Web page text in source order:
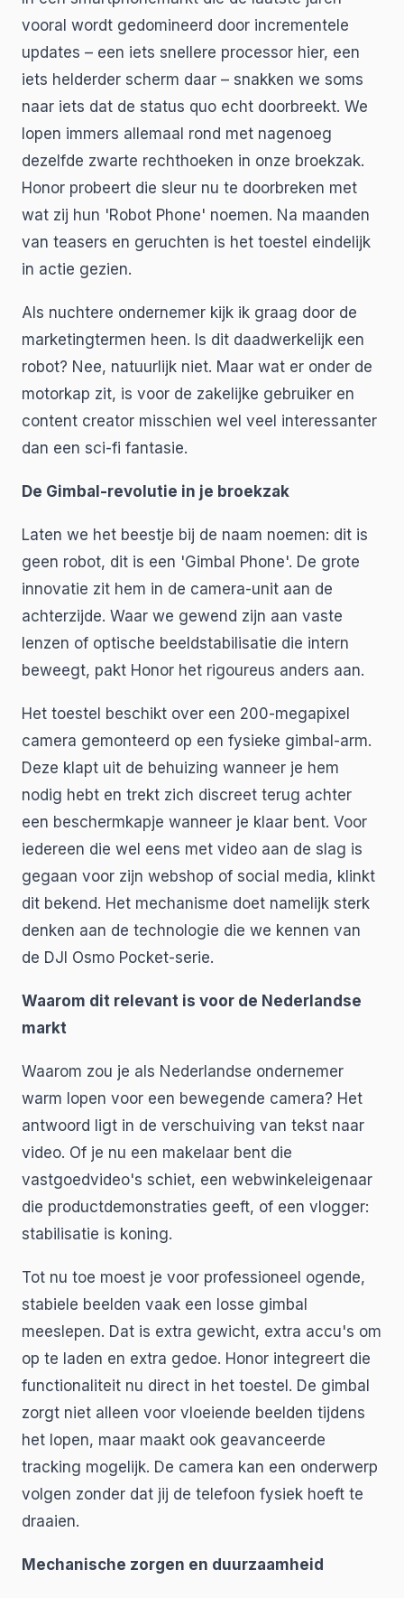
vooral wordt gedomineerd door incrementele
updates – een iets snellere processor hier, een
iets helderder scherm daar – snakken we soms
naar iets dat de status quo echt doorbreekt. We
lopen immers allemaal rond met nagenoeg
dezelfde zwarte rechthoeken in onze broekzak.
Honor probeert die sleur nu te doorbreken met
wat zij hun 'Robot Phone' noemen. Na maanden
van teasers en geruchten is het toestel eindelijk
in actie gezien.
Als nuchtere ondernemer kijk ik graag door de
marketingtermen heen. Is dit daadwerkelijk een
robot? Nee, natuurlijk niet. Maar wat er onder de
motorkap zit, is voor de zakelijke gebruiker en
content creator misschien wel veel interessanter
dan een sci-fi fantasie.
De Gimbal-revolutie in je broekzak
Laten we het beestje bij de naam noemen: dit is
geen robot, dit is een 'Gimbal Phone'. De grote
innovatie zit hem in de camera-unit aan de
achterzijde. Waar we gewend zijn aan vaste
lenzen of optische beeldstabilisatie die intern
beweegt, pakt Honor het rigoureus anders aan.
Het toestel beschikt over een 200-megapixel
camera gemonteerd op een fysieke gimbal-arm.
Deze klapt uit de behuizing wanneer je hem
nodig hebt en trekt zich discreet terug achter
een beschermkapje wanneer je klaar bent. Voor
iedereen die wel eens met video aan de slag is
gegaan voor zijn webshop of social media, klinkt
dit bekend. Het mechanisme doet namelijk sterk
denken aan de technologie die we kennen van
de DJI Osmo Pocket-serie.
Waarom dit relevant is voor de Nederlandse
markt
Waarom zou je als Nederlandse ondernemer
warm lopen voor een bewegende camera? Het
antwoord ligt in de verschuiving van tekst naar
video. Of je nu een makelaar bent die
vastgoedvideo's schiet, een webwinkeleigenaar
die productdemonstraties geeft, of een vlogger:
stabilisatie is koning.
Tot nu toe moest je voor professioneel ogende,
stabiele beelden vaak een losse gimbal
meeslepen. Dat is extra gewicht, extra accu's om
op te laden en extra gedoe. Honor integreert die
functionaliteit nu direct in het toestel. De gimbal
zorgt niet alleen voor vloeiende beelden tijdens
het lopen, maar maakt ook geavanceerde
tracking mogelijk. De camera kan een onderwerp
volgen zonder dat jij de telefoon fysiek hoeft te
draaien.
Mechanische zorgen en duurzaamheid